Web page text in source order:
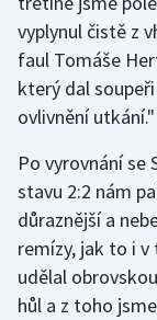
Lezení
Lyže a
Moderní pětiboj
Motorsport
Olympijské hry
Parasport
vyplynul čistě z
faul Tomáše
který dal
ovlivnění utkání."
Po vyrovnání se
stavu 2:2 nám
důraznější a
remízy, jak to i v
udělal
hůl a z toho